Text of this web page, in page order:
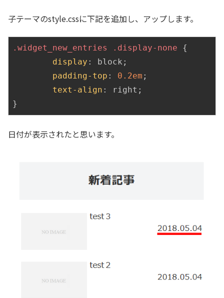
子テーマのstyle.cssに下記を追加し、アップします。
.widget_new_entries .display-none {
display : block;
padding-top : 0.2em ;
text-align : right;
日付が表示されたと思います。